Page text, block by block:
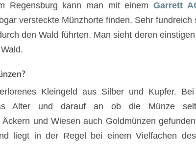
Regensburg kann man mit einemGarrett
versteckte Münzhorte finden. Sehr fundreich
den Wald führten. Man sieht deren
Kleingeld aus Silber und Kupfer.
Alter und darauf an ob die Münze
und Wiesen auch Goldmünzen
liegt in der Regel bei einem Vielfachen